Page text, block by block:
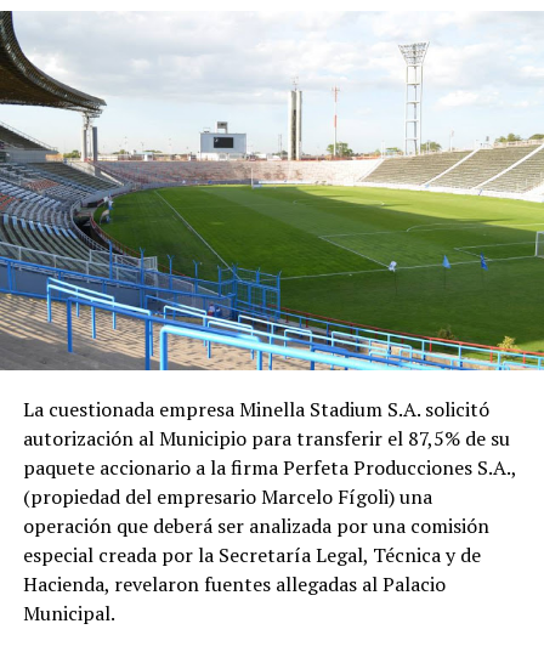
La cuestionada empresa Minella Stadium S.A. solicitó
autorización al Municipio para transferir el 87,5% de su
paquete accionario a la firma Perfeta Producciones S.A.,
(propiedad del empresario Marcelo Fígoli) una
operación que deberá ser analizada por una comisión
especial creada por la Secretaría Legal, Técnica y de
Hacienda, revelaron fuentes allegadas al Palacio
Municipal.